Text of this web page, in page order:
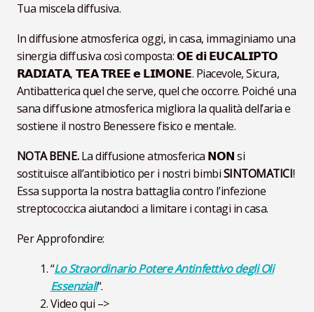
Tua miscela diffusiva.
In diffusione atmosferica oggi, in casa, immaginiamo una
sinergia diffusiva così composta: 𝗢𝗘 𝗱𝗶 𝗘𝗨𝗖𝗔𝗟𝗜𝗣𝗧𝗢
𝗥𝗔𝗗𝗜𝗔𝗧𝗔, 𝗧𝗘𝗔 𝗧𝗥𝗘𝗘 𝗲 𝗟𝗜𝗠𝗢𝗡𝗘. Piacevole, Sicura,
Antibatterica quel che serve, quel che occorre. Poiché una
sana diffusione atmosferica migliora la qualità dell’aria e
sostiene il nostro Benessere fisico e mentale.
NOTA BENE.La diffusione atmosferica 𝗡𝗢𝗡 si
sostituisce all’antibiotico per i nostri bimbiSINTOMATICI!
Essa supporta la nostra battaglia contro l’infezione
streptococcica aiutandoci a limitare i contagi in casa.
Per Approfondire:
“Lo Straordinario Potere Antinfettivo degli Oli
Essenziali“.
Video qui –>